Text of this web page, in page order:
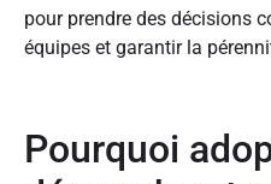
pour prendre des décisions
équipes et garantir la
Pourquoi